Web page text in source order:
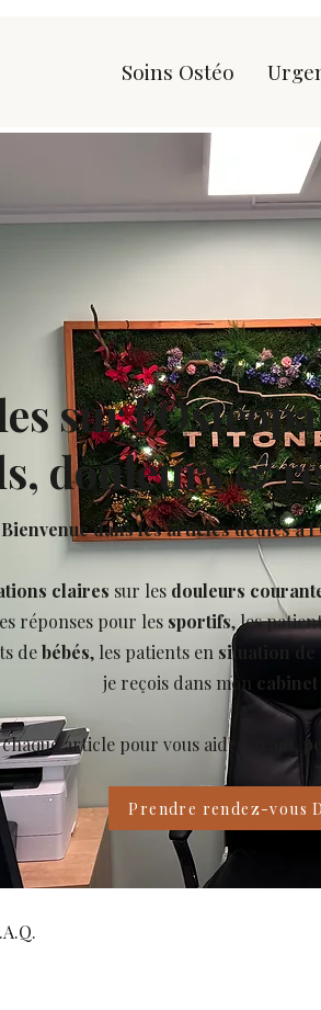
Soins Ostéo
sur
douleurs &
Bienvenue dans les articles dédiés à
claires sur les douleurs
réponses pour les sportifs, les
debébés, les patients en situation
je reçois dans mon cabinet
article pour vous aider
Prendre rendez-vous